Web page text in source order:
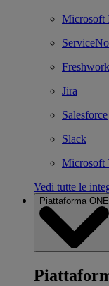
Microsoft
Jira
Salesforce
Slack
Microsoft
Vedi tutte le
Piattaforma ONE